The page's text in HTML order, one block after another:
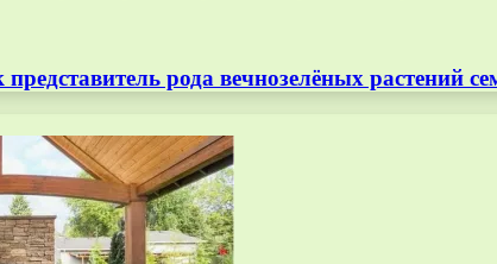
рода вечнозелёных растений